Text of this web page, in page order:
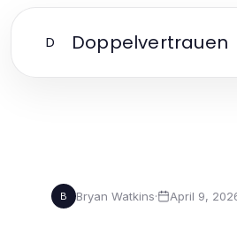
D Doppelvertrauen
B Bryan Watkins· April 9,